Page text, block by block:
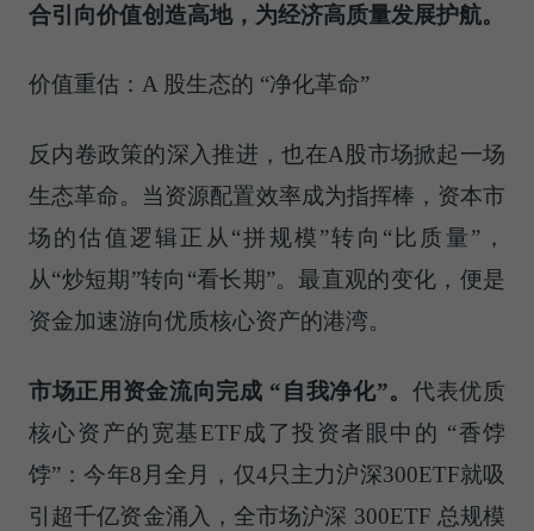
合引向价值创造高地，为经济高质量发展护航。
价值重估：A 股生态的 “净化革命”
反内卷政策的深入推进，也在A股市场掀起一场
生态革命。当资源配置效率成为指挥棒，资本市
场的估值逻辑正从“拼规模”转向“比质量”，
从“炒短期”转向“看长期”。最直观的变化，便是
资金加速游向优质核心资产的港湾。
市场正用资金流向完成 “自我净化”。代表优质
核心资产的宽基ETF成了投资者眼中的 “香饽
饽”：今年8月全月，仅4只主力沪深300ETF就吸
引超千亿资金涌入，全市场沪深 300ETF 总规模